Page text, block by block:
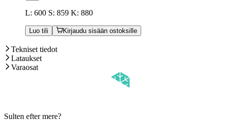
L: 600 S: 859 K: 880
Luo tili Kirjaudu sisään ostoksille
Tekniset tiedot
Lataukset
Varaosat
Sulten efter mere?